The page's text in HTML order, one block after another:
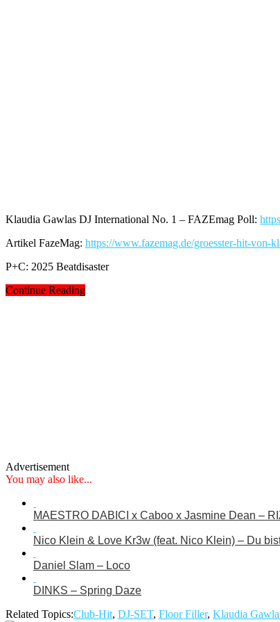
Klaudia Gawlas DJ International No. 1 – FAZEmag Poll:
Artikel FazeMag: https://www.fazemag.de/groesster-hit-von-
P+C: 2025 Beatdisaster
Continue Reading
Advertisement
You may also like...
MAESTRO DABICI x Caboo x Jasmine Dean –
Nico Klein & Love Kr3w (feat. Nico Klein) – Du
Daniel Slam – Loco
DINKS – Spring Daze
Related Topics:Club-Hit, DJ-SET, Floor Filler, Klaudia